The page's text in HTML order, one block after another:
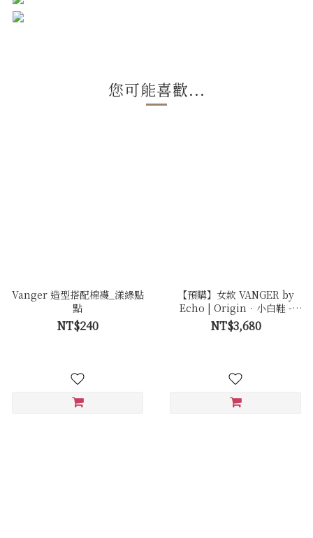
您可能喜歡...
Vanger 造型搭配棉襪_漾綠點
點
NT$240
【預購】女款 VANGER by
Echo | Origin．小白鞋 -
Ec50 極簡白
NT$3,680